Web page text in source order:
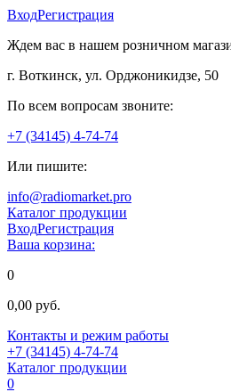
ВходРегистрация
Ждем вас в нашем розничном
г. Воткинск, ул. Орджоникидзе, 50
По всем вопросам звоните:
+7 (34145) 4-74-74
Или пишите:
info@radiomarket.pro
Каталог продукции
ВходРегистрация
Ваша корзина:
0
0,00 руб.
Контакты и режим работы
+7 (34145) 4-74-74
Каталог продукции
0